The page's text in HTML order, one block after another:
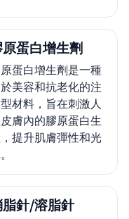
原蛋白增生劑
蛋白增生劑是一種
美容和抗老化的注
材料，旨在刺激人
膚內的膠原蛋白生
提升肌膚彈性和光
針/溶脂針